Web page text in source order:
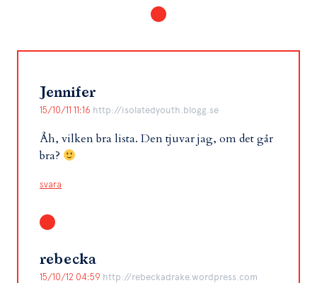
Jennifer
15/10/11 11:16 http://isolatedyouth.blogg.se
Åh, vilken bra lista. Den tjuvar jag, om det går
bra?
svara
rebecka
15/10/12 04:59 http://rebeckadrake.wordpress.com